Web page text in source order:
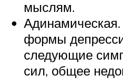
мыслям.
формы
следующие
сил, общее